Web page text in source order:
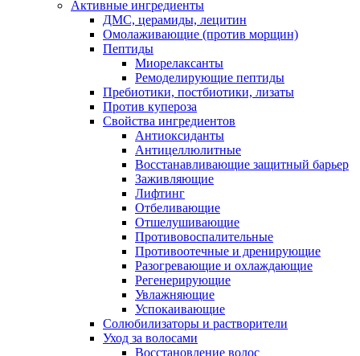
Активные ингредиенты
ДМС, церамиды, лецитин
Омолаживающие (против морщин)
Пептиды
Миорелаксанты
Ремоделирующие пептиды
Пребиотики, постбиотики, лизаты
Против купероза
Свойства ингредиентов
Антиоксиданты
Антицеллюлитные
Восстанавливающие защитный барьер
Заживляющие
Лифтинг
Отбеливающие
Отшелушивающие
Противовоспалительные
Противоотечные и дренирующие
Разогревающие и охлаждающие
Регенерирующие
Увлажняющие
Успокаивающие
Солюбилизаторы и растворители
Уход за волосами
Восстановление волос